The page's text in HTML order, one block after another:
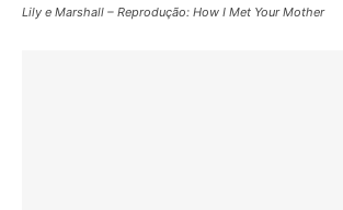
Lily e Marshall – Reprodução: How I Met Your Mother